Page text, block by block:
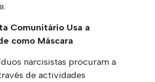
Comunitário Usa a
como Máscara
narcisistas procuram a
de actividades